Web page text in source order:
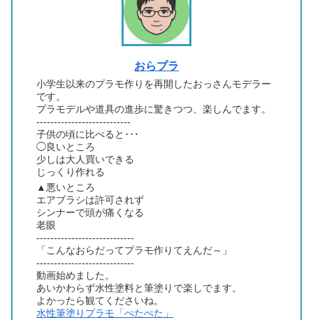
おらプラ
小学生以来のプラモ作りを再開したおっさんモデラー
です。
プラモデルや道具の進歩に驚きつつ、楽しんでます。
---------------------------
子供の頃に比べると･･･
◯良いところ
少しは大人買いできる
じっくり作れる
▲悪いところ
エアブラシは許可されず
シンナーで頭が痛くなる
老眼
----------------------------
「こんなおらだってプラモ作りてえんだ～」
----------------------------
動画始めました。
あいかわらず水性塗料と筆塗りで楽しでます。
よかったら観てくださいね。
水性筆塗りプラモ「ぺたぺた」